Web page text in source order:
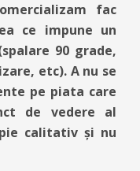
fac
ce impune un
90 grade,
etc). A nu se
pe piata care
de vedere al
calitativ și nu